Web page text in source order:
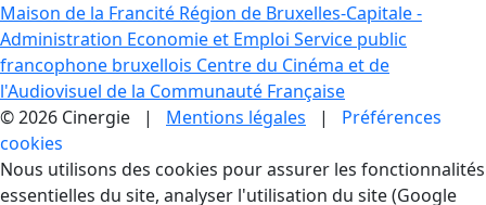
Maison de la Francité Région de Bruxelles-Capitale -
Administration Economie et Emploi Service public
francophone bruxellois Centre du Cinéma et de
l'Audiovisuel de la Communauté Française
© 2026 Cinergie | Mentions légales | Préférences
cookies
Gestion des Cookies
Nous utilisons des cookies pour assurer les fonctionnalités
essentielles du site, analyser l'utilisation du site (Google